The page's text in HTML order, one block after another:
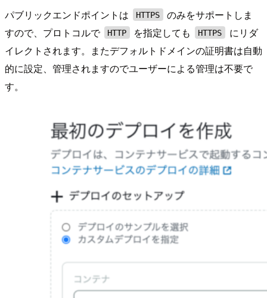
パブリックエンドポイントは HTTPS
のみをサポートしま
すので、プロトコルで
HTTP を指定しても HTTPS
にリダ
イレクトされます。またデフォルトドメインの証明書は自動
的に設定、管理されますのでユーザーによる管理は不要で
す。